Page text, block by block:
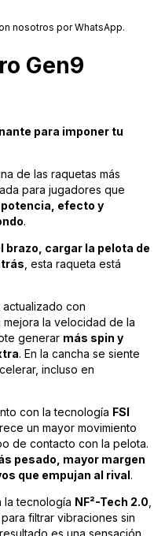
nosotros por WhatsApp.
Gen9
para imponer tu
de las raquetas más
para jugadores que
efecto y
.
brazo, cargar la pelota de
, esta raqueta está
actualizado con
mejora la velocidad de la
generar más spin y
. En la cancha se siente
incluso en
con la tecnología FSI
un mayor movimiento
de contacto con la pelota.
pesado, mayor margen
que empujan al rival.
la tecnología NF²-Tech 2.0
filtrar vibraciones sin
es una sensación